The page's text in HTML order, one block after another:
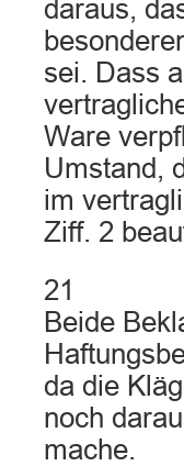
daraus,
sei. Dass
Ware
Umstand,
im
Ziff. 2
21
Beide
da die
noch
mache.